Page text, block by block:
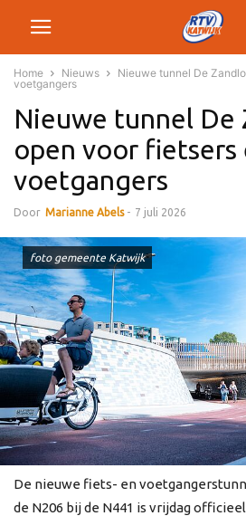
Home Nieuws
Nieuwe tunnel De
voetgangers
Nieuwe tunnel De
open voor fietsers
voetgangers
Door Marianne Abels - 7 juli 2026
foto gemeente Katwijk
De nieuwe fiets- en
de N206 bij de N441 is vrijdag